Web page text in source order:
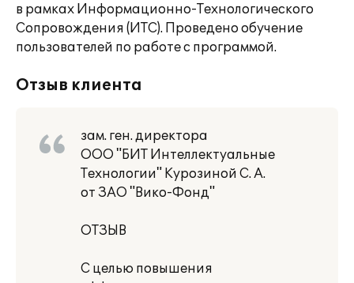
в рамках Информационно-Технологического
Сопровождения (ИТС). Проведено обучение
пользователей по работе с программой.
Отзыв клиента
зам. ген. директора
ООО "БИТ Интеллектуальные
Технологии" Курозиной С. А.
от ЗАО "Вико-Фонд"
ОТЗЫВ
С целью повышения